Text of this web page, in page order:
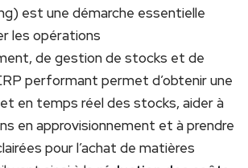
est une démarche essentielle
les opérations
de gestion de stocks et de
performant permet d’obtenir une
en temps réel des stocks, aider à
en approvisionnement et à prendre
pour l’achat de matières